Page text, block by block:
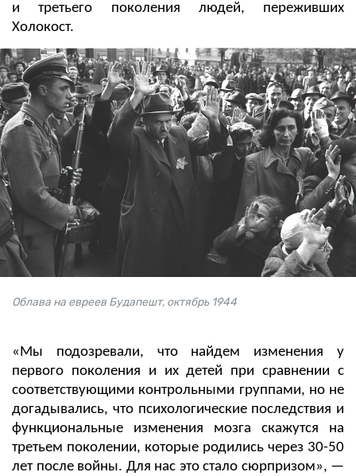
и третьего поколения людей, переживших
Холокост.
Облава на евреев Будапешт, октябрь 1944
«Мы подозревали, что найдем изменения у
первого поколения и их детей при сравнении с
соответствующими контрольными группами, но не
догадывались, что психологические последствия и
функциональные изменения мозга скажутся на
третьем поколении, которые родились через 30-50
лет после войны. Для нас это стало сюрпризом», —